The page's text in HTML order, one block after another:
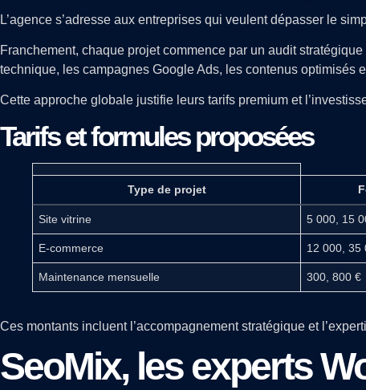
L’agence s’adresse aux entreprises qui veulent dépasser le
Franchement, chaque projet commence par un audit
technique, les campagnes Google Ads, les contenus optimisés
Cette approche globale justifie leurs tarifs premium et
Tarifs et formules proposées
Type de projet
Site vitrine 5 000, 15
E-commerce 12 000, 35
Maintenance mensuelle 300, 800 €
Ces montants incluent l’accompagnement stratégique et
SeoMix, les experts